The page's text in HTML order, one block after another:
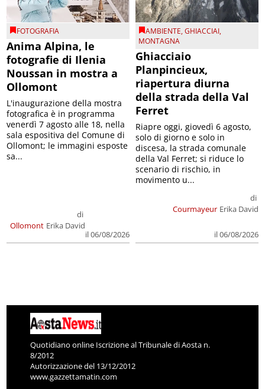
FOTOGRAFIA
Anima Alpina, le
fotografie di Ilenia
Noussan in mostra a
Ollomont
Ollomont
di
Erika David
il 06/08/2026
L'inaugurazione della mostra
fotografica è in programma
venerdì 7 agosto alle 18, nella
sala espositiva del Comune di
Ollomont; le immagini esposte
sa...
AMBIENTE,GHIACCIAI,
MONTAGNA
Ghiacciaio
Planpincieux,
riapertura diurna
della strada della Val
Ferret
Courmayeur
di
Erika David
il 06/08/2026
Riapre oggi, giovedì 6 agosto,
solo di giorno e solo in
discesa, la strada comunale
della Val Ferret; si riduce lo
scenario di rischio, in
movimento u...
Quotidiano online Iscrizione al Tribunale di Aosta n.
8/2012
Autorizzazione del 13/12/2012
www.gazzettamatin.com